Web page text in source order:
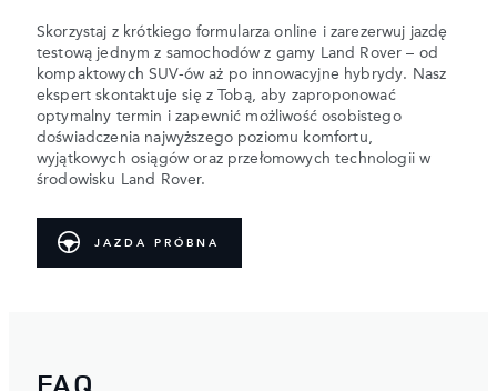
Skorzystaj z krótkiego formularza online i zarezerwuj jazdę
testową jednym z samochodów z gamy Land Rover – od
kompaktowych SUV-ów aż po innowacyjne hybrydy. Nasz
ekspert skontaktuje się z Tobą, aby zaproponować
optymalny termin i zapewnić możliwość osobistego
doświadczenia najwyższego poziomu komfortu,
wyjątkowych osiągów oraz przełomowych technologii w
środowisku Land Rover.
JAZDA PRÓBNA